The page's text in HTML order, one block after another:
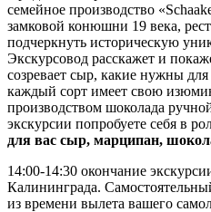
семейное производство
замковой конюшни 19 века,
подчеркнуть историческую
Экскурсовод расскажет и
созревает сыр, какие нужны для
каждый сорт имеет свою
производством шоколада
экскурсии попробуете себя в
для вас сыр, марципан,
14:00-14:30 окончание
Калининграда.
из времени вылета вашего